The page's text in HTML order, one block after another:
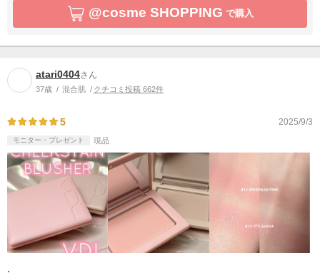
@cosme SHOPPING で購入
atari0404さん
37歳 混合肌 クチコミ投稿 662件
5 2025/9/3
モニター・プレゼント 現品
.